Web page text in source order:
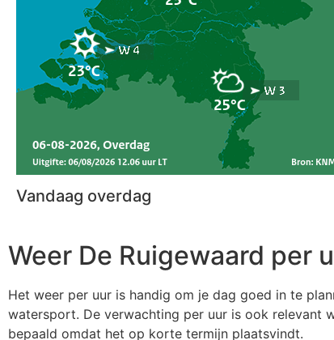
Vandaag overdag
Weer De Ruigewaard per
Het weer per uur is handig om je dag goed in te
watersport. De verwachting per uur is ook relevant
bepaald omdat het op korte termijn plaatsvindt.